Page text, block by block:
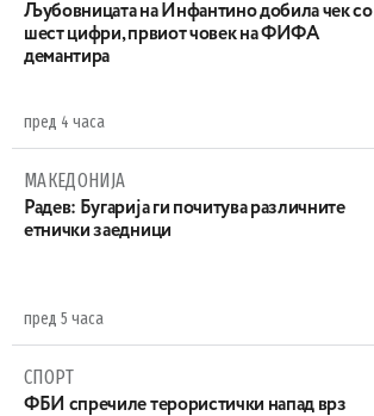
Љубовницата на Инфантино добила чек со
шест цифри, првиот човек на ФИФА
демантира
пред 4 часа
МАКЕДОНИЈА
Радев: Бугарија ги почитува различните
етнички заедници
пред 5 часа
СПОРТ
ФБИ спречиле терористички напад врз